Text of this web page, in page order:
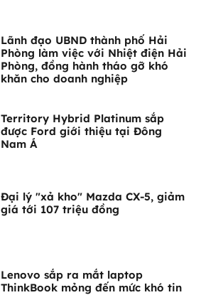
Lãnh đạo UBND thành phố Hải
Phòng làm việc với Nhiệt điện Hải
Phòng, đồng hành tháo gỡ khó
khăn cho doanh nghiệp
Territory Hybrid Platinum sắp
được Ford giới thiệu tại Đông
Nam Á
Đại lý "xả kho" Mazda CX-5, giảm
giá tới 107 triệu đồng
Lenovo sắp ra mắt laptop
ThinkBook mỏng đến mức khó tin